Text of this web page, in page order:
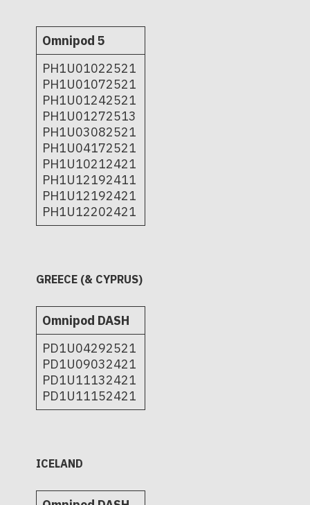
Omnipod 5
PH1U01022521
PH1U01072521
PH1U01242521
PH1U01272513
PH1U03082521
PH1U04172521
PH1U10212421
PH1U12192411
PH1U12192421
PH1U12202421
GREECE (& CYPRUS)
Omnipod DASH
PD1U04292521
PD1U09032421
PD1U11132421
PD1U11152421
ICELAND